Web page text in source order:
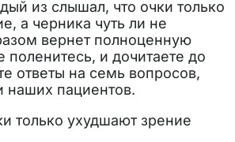
из слышал, что очки только
а черника чуть ли не
вернет полноценную
поленитесь, и дочитаете до
ответы на семь вопросов,
наших пациентов.
только ухудшают зрение